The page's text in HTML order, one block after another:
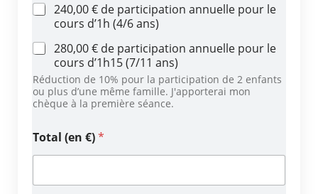
240,00 € de participation annuelle pour le
cours d’1h (4/6 ans)
280,00 € de participation annuelle pour le
cours d’1h15 (7/11 ans)
Réduction de 10% pour la participation de 2 enfants
ou plus d’une même famille. J'apporterai mon
chèque à la première séance.
Total (en €)*